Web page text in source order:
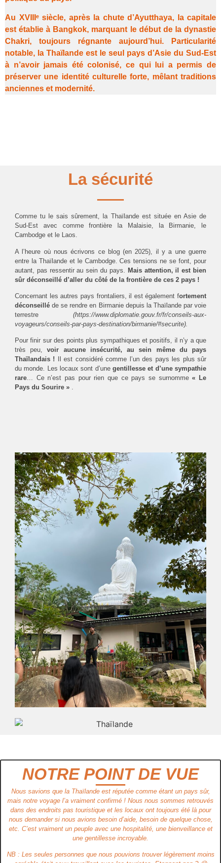
Au XVIIIᵉ siècle, après la chute d’Ayutthaya, la capitale
est établie à Bangkok, marquant le début de la dynastie
Chakri, toujours régnante aujourd’hui. Particularité
notable, la Thaïlande est le seul pays d’Asie du Sud-Est
à n’avoir jamais été colonisé, ce qui lui a permis de
préserver une identité culturelle forte, mêlant traditions
anciennes et modernité.
La sécurité
Comme tu le sais sûrement, la Thaïlande est située en Asie de
Sud-Est avec comme frontière la Malaisie, la Birmanie, le
Cambodge et le Laos.
A l’heure où nous écrivons ce blog (en 2025), il y a une guerre
entre la Thaïlande et le Cambodge. Ces tensions ne se font, pour
autant, pas ressentir au sein du pays. Mais attention, il est bien
sûr déconseillé d’aller du côté de la frontière de ces 2 pays !
Concernant les autres pays frontaliers, il est également fortement
déconseillé de se rendre en Birmanie depuis la Thaïlande par voie
terrestre (https://www.diplomatie.gouv.fr/fr/conseils-aux-
voyageurs/conseils-par-pays-destination/birmanie/#securite).
Pour finir sur des points plus sympathiques et positifs, il n’y a que
très peu,voir aucune insécurité, au sein même du pays
Thaïlandais ! Il est considéré comme l’un des pays les plus sûr
du monde. Les locaux sont d’une gentillesse et d’une sympathie
rare… Ce n’est pas pour rien que ce pays se surnomme« Le
Pays du Sourire » .
NOTRE POINT DE VUE
Nous savions que la Thaïlande est réputée comme étant un pays sûr,
mais notre voyage l’a vraiment confirmé ! Nous nous sommes retrouvés
dans des endroits pas touristique et les locaux ont toujours été là pour
nous demander si nous avions besoin d’aide, besoin de quelque chose,
etc. C’est vraiment un peuple avec une hospitalité, une bienveillance et
une gentillesse incroyable.
NB : Les seules personnes que nous pouvions trouver légèrement moins